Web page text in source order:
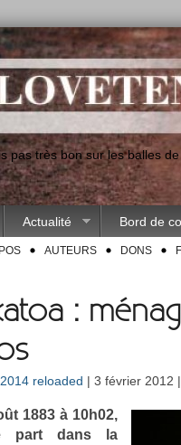
pas très bon sur les balles
Actualité Bord de
AUTEURS DONS
:
reloaded | 3 février 2012
1883 à 10h02,
part dans la